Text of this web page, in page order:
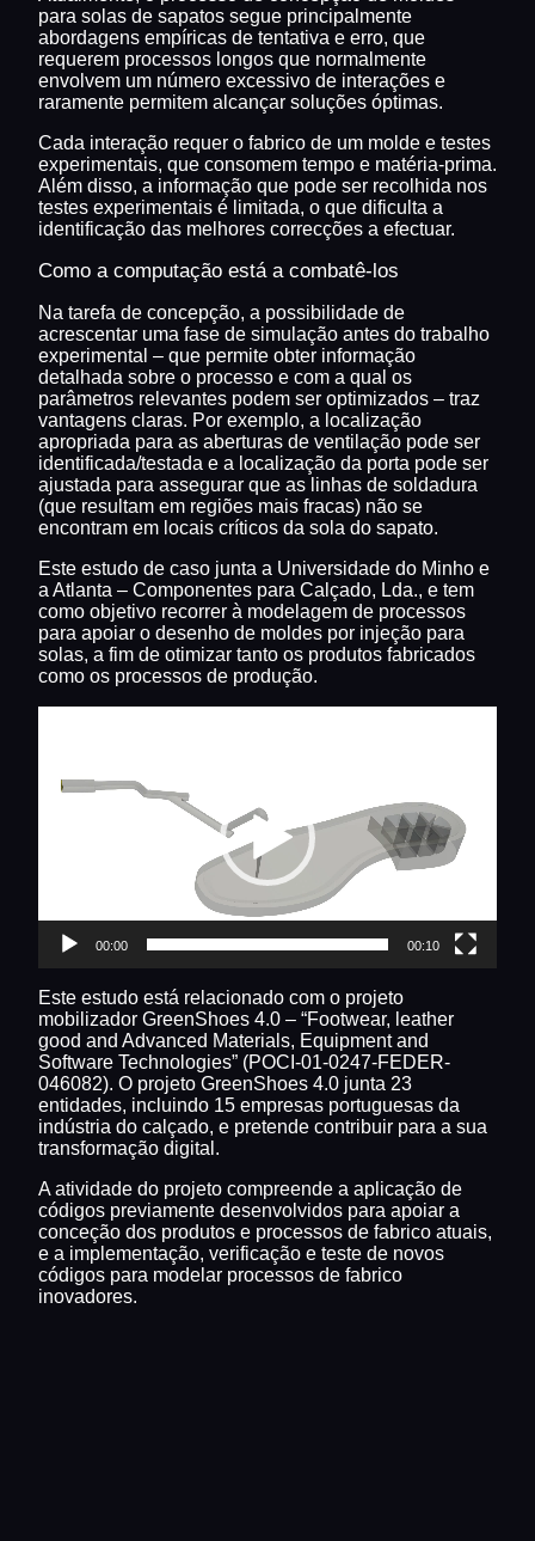
para solas de sapatos segue principalmente
abordagens empíricas de tentativa e erro, que
requerem processos longos que normalmente
envolvem um número excessivo de interações e
raramente permitem alcançar soluções óptimas.
Cada interação requer o fabrico de um molde e testes
experimentais, que consomem tempo e matéria-prima.
Além disso, a informação que pode ser recolhida nos
testes experimentais é limitada, o que dificulta a
identificação das melhores correcções a efectuar.
Como a computação está a combatê-los
Na tarefa de concepção, a possibilidade de
acrescentar uma fase de simulação antes do trabalho
experimental – que permite obter informação
detalhada sobre o processo e com a qual os
parâmetros relevantes podem ser optimizados – traz
vantagens claras. Por exemplo, a localização
apropriada para as aberturas de ventilação pode ser
identificada/testada e a localização da porta pode ser
ajustada para assegurar que as linhas de soldadura
(que resultam em regiões mais fracas) não se
encontram em locais críticos da sola do sapato.
Este estudo de caso junta a Universidade do Minho e
a Atlanta – Componentes para Calçado, Lda., e tem
como objetivo recorrer à modelagem de processos
para apoiar o desenho de moldes por injeção para
solas, a fim de otimizar tanto os produtos fabricados
como os processos de produção.
00:00 00:10
Este estudo está relacionado com o projeto
mobilizador GreenShoes 4.0 – “Footwear, leather
good and Advanced Materials, Equipment and
Software Technologies” (POCI-01-0247-FEDER-
046082). O projeto GreenShoes 4.0 junta 23
entidades, incluindo 15 empresas portuguesas da
indústria do calçado, e pretende contribuir para a sua
transformação digital.
A atividade do projeto compreende a aplicação de
códigos previamente desenvolvidos para apoiar a
conceção dos produtos e processos de fabrico atuais,
e a implementação, verificação e teste de novos
códigos para modelar processos de fabrico
inovadores.